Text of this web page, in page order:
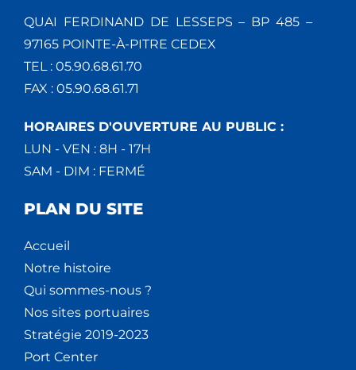
QUAI FERDINAND DE LESSEPS – BP 485 –
97165 POINTE-À-PITRE CEDEX
TEL : 05.90.68.61.70
FAX : 05.90.68.61.71
HORAIRES D'OUVERTURE AU PUBLIC :
LUN - VEN : 8H - 17H
SAM - DIM : FERMÉ
PLAN DU SITE
Accueil
Notre histoire
Qui sommes-nous ?
Nos sites portuaires
Stratégie 2019-2023
Port Center